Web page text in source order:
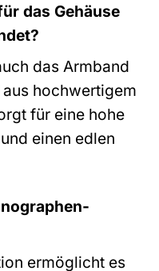
das Gehäuse
das Armband
hochwertigem
für eine hohe
einen edlen
ermöglicht es